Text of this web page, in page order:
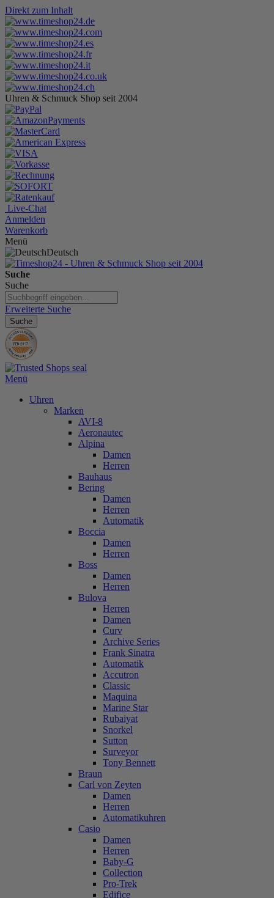
Direkt zum Inhalt
Uhren & Schmuck Shop seit 2004
Live-Chat
Anmelden
Warenkorb
Menü
Deutsch
Suche
Suche
Erweiterte Suche
Suche
Menü
Uhren
Marken
AVI-8
Aeronautec
Alpina
Damen
Herren
Bauhaus
Bering
Damen
Herren
Automatik
Boccia
Damen
Herren
Boss
Damen
Herren
Bulova
Herren
Damen
Curv
Archive Series
Frank Sinatra
Automatik
Accutron
Classic
Maquina
Marine Star
Rubaiyat
Snorkel
Sutton
Surveyor
Tony Bennett
Braun
Carl von Zeyten
Damen
Herren
Automatikuhren
Casio
Damen
Herren
Baby-G
Collection
Pro-Trek
Edifice